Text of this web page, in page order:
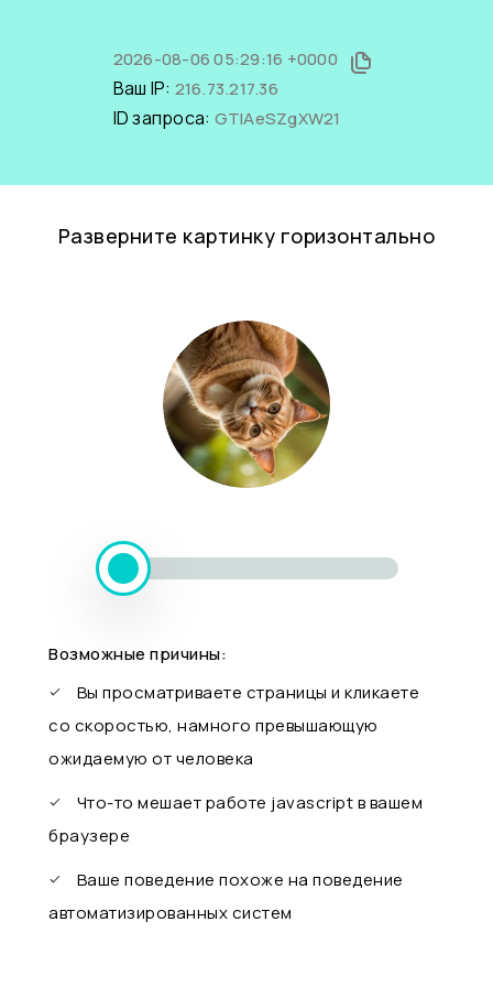
2026-08-06 05:29:16 +0000
Ваш IP: 216.73.217.36
ID запроса: GTIAeSZgXW21
Разверните картинку горизонтально
Возможные причины:
Вы просматриваете страницы и кликаете
со скоростью, намного превышающую
ожидаемую от человека
Что-то мешает работе javascript в вашем
браузере
Ваше поведение похоже на поведение
автоматизированных систем